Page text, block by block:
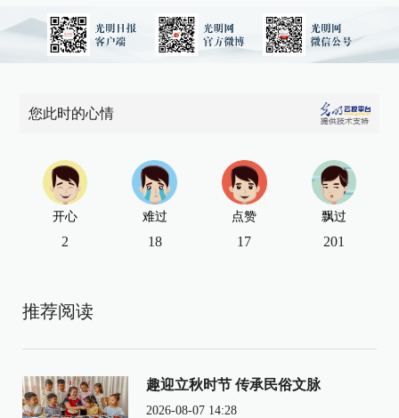
您此时的心情
开心
2
难过
18
点赞
17
飘过
201
推荐阅读
趣迎立秋时节 传承民俗文脉
2026-08-07 14:28